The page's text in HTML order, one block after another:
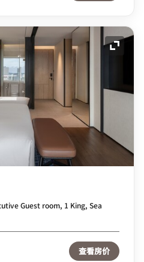
展开
Guest room, 1 King, Sea
查看房价